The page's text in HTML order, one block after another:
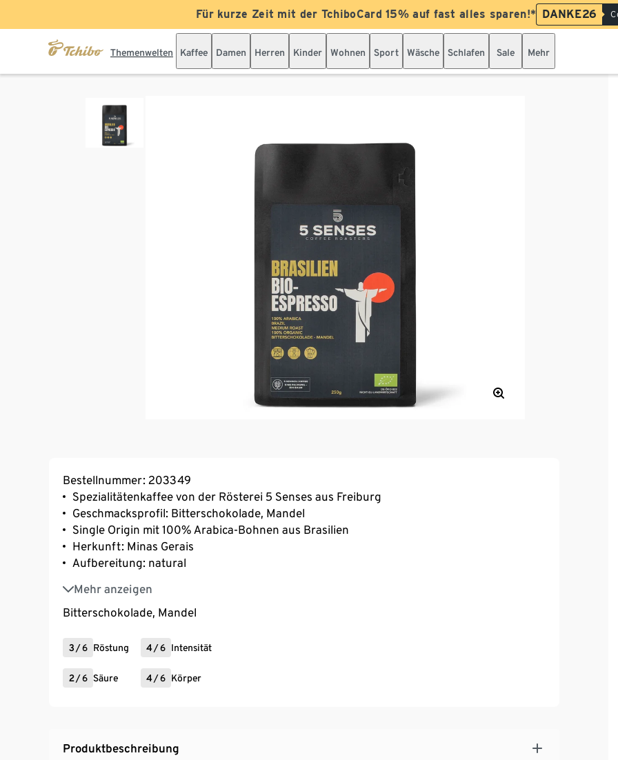
Für kurze Zeit mit der TchiboCard 15% auf fast alles sparen!* DANKE26
Themenwelten Kaffee Damen Herren Kinder Wohnen Sport Wäsche Schlafen Sale Mehr
Bestellnummer: 203349
Spezialitätenkaffee von der Rösterei 5 Senses aus Freiburg
Geschmacksprofil: Bitterschokolade, Mandel
Single Origin mit 100% Arabica-Bohnen aus Brasilien
Herkunft: Minas Gerais
Aufbereitung: natural
Mehr anzeigen
Varietät: Mundo Novo, Catuai
Bio-Zertifizierung, Nicht-EU-Landwirtschaft
Bitterschokolade, Mandel
3 /6 Röstung 4/6 Intensität
2 /6 Säure 4/6 Körper
Produktbeschreibung